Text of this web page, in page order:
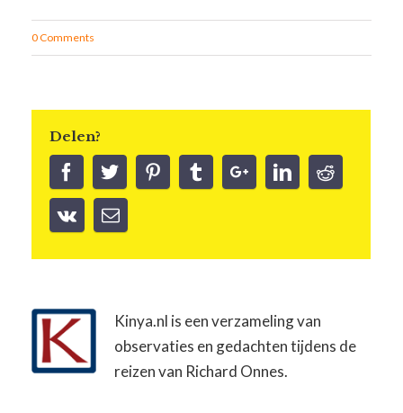
0 Comments
Delen?
Kinya.nl is een verzameling van
observaties en gedachten tijdens de
reizen van Richard Onnes.